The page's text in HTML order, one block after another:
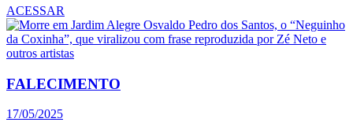
ACESSAR
FALECIMENTO
17/05/2025